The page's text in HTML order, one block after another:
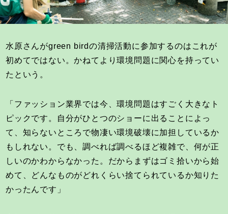
水原さんがgreen birdの清掃活動に参加するのはこれが
初めてではない。かねてより環境問題に関心を持ってい
たという。
「ファッション業界では今、環境問題はすごく大きなト
ピックです。自分がひとつのショーに出ることによっ
て、知らないところで物凄い環境破壊に加担しているか
もしれない。でも、調べれば調べるほど複雑で、何が正
しいのかわからなかった。だからまずはゴミ拾いから始
めて、どんなものがどれくらい捨てられているか知りた
かったんです」